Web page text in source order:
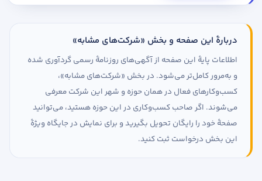
دربارهٔ این صفحه و بخش «شرکت‌های مشابه»
اطلاعات پایهٔ این صفحه از آگهی‌های روزنامهٔ رسمی گردآوری شده
و به‌مرور کامل‌تر می‌شود. در بخش «شرکت‌های مشابه»،
کسب‌وکارهای فعال در همان حوزه و شهر این شرکت معرفی
می‌شوند. اگر صاحب کسب‌وکاری در این حوزه هستید، می‌توانید
صفحهٔ خود را رایگان تحویل بگیرید و برای نمایش در جایگاه ویژهٔ
این بخش درخواست ثبت کنید.